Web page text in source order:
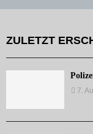
ZULETZT
7.